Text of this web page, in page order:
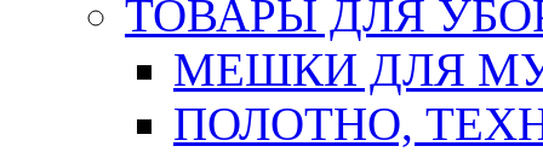
ТОВАРЫ ДЛЯ
МЕШКИ ДЛЯ
ПОЛОТНО,